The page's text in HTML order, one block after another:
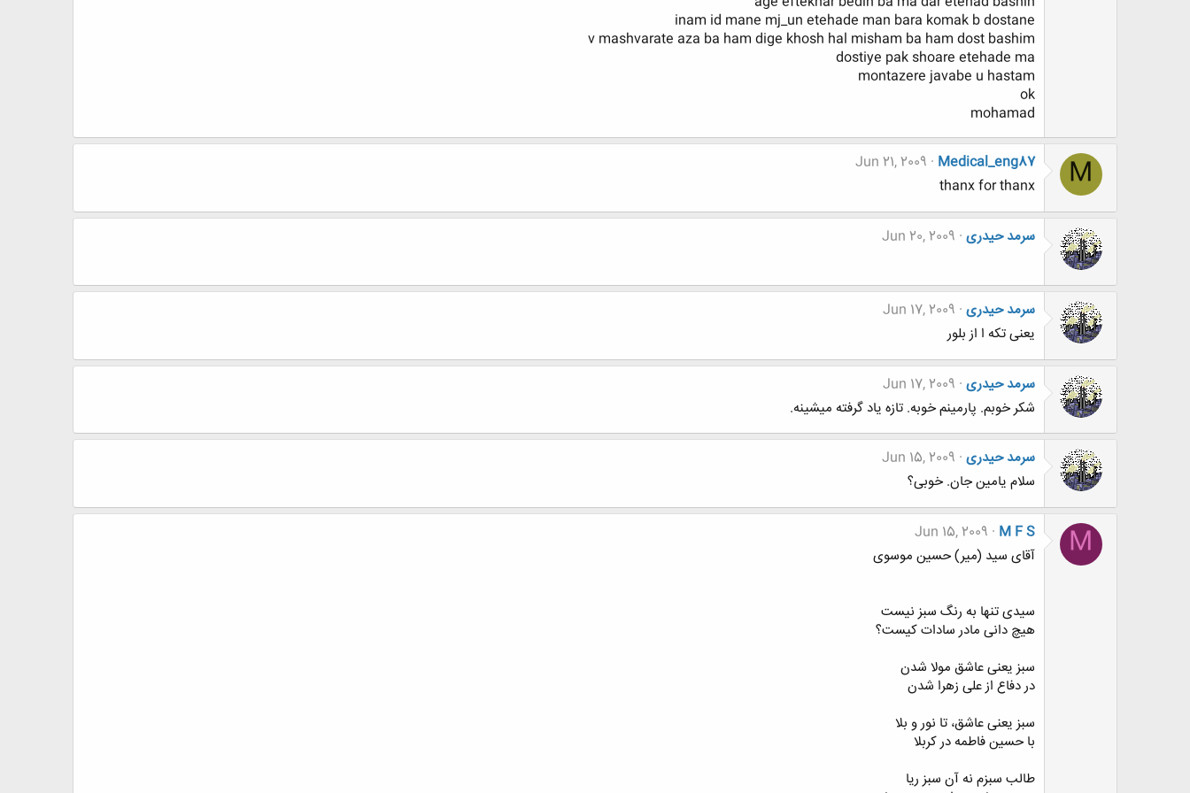
inam id mane mj_un etehade man bara komak b dostane
v mashvarate aza ba ham dige khosh hal misham ba ham dost bashim
dostiye pak shoare etehade ma
montazere javabe u hastam
ok
mohamad
M
Medical_eng87
Jun 21, 2009
thanx for thanx
سرمد حیدری Jun 20, 2009
سرمد حیدری Jun 17, 2009
یعنی تکه ا از بلور
سرمد حیدری Jun 17, 2009
شکر خوبم. پارمینم خوبه. تازه یاد گرفته میشینه.
سرمد حیدری Jun 15, 2009
سلام یامین جان. خوبی؟
M
M F S
Jun 15, 2009
آقای سید (میر) حسین موسوی
سیدی تنها به رنگ سبز نیست
هیچ دانی مادر سادات کیست؟
سبز یعنی عاشق مولا شدن
در دفاع از علی زهرا شدن
سبز یعنی عاشق، تا نور و بلا
با حسین فاطمه در کربلا
طالب سبزم نه آن سبز ریا